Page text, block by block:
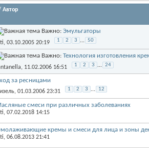
Автор
Важно: Эмульгаторы
, 03.10.2005 20:19 1 2 3 ... 50
Важно: Технология изготовления
, 11.02.2006 16:51 1 2 3 ... 24
за ресницами
, 01.03.2006 23:31 1 2 3 ... 12
смеси при различных заболеваниях
, 07.02.2018 14:15
кремы и смеси для лица и зоны
, 06.08.2013 21:41